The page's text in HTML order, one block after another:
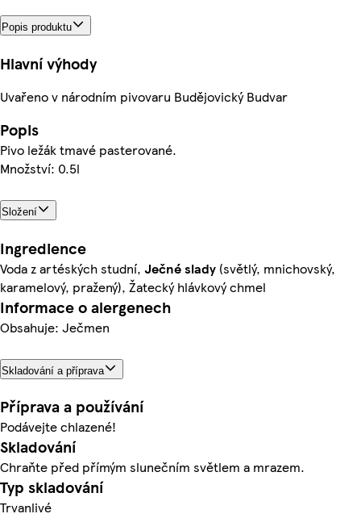
Popis produktu
Hlavní výhody
Uvařeno v národním pivovaru Budějovický Budvar
Popis
Pivo ležák tmavé pasterované.
Množství: 0.5l
Složení
Ingredience
Voda z artéských studní, Ječnéslady (světlý, mnichovský,
karamelový, pražený), Žatecký hlávkový chmel
Informace o alergenech
Obsahuje: Ječmen
Skladování a příprava
Příprava a používání
Podávejte chlazené!
Skladování
Chraňte před přímým slunečním světlem a mrazem.
Typ skladování
Trvanlivé